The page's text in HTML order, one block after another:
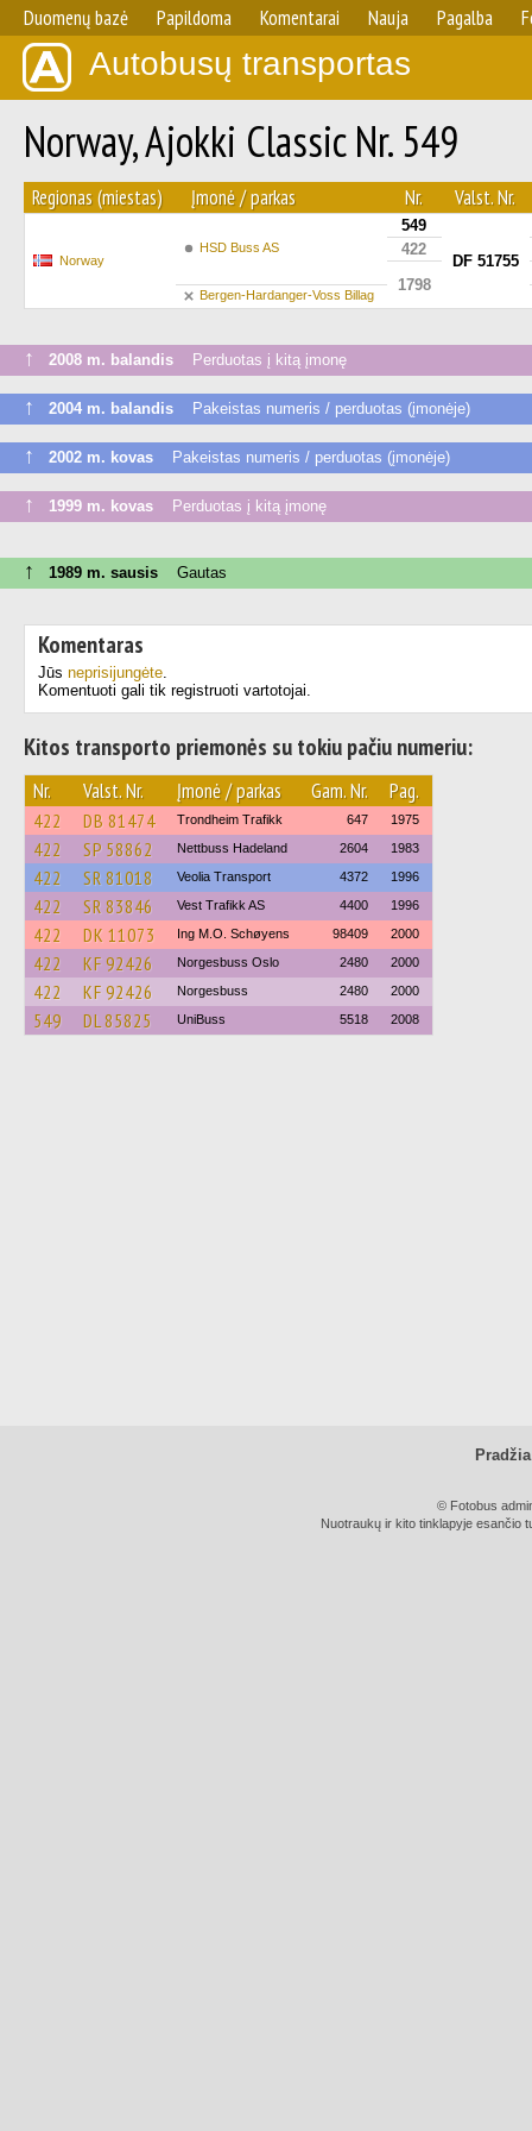
Duomenų bazė Papildoma Komentarai Nauja Pagalba
Autobusų transportas
Norway, Ajokki Classic Nr. 549
Regionas (miestas) Įmonė / parkas Nr. Valst. Nr.
Norway
HSD Buss AS
549
DF 51755
422
1798
Bergen-Hardanger-Voss Billag
↑ 2008 m. balandis Perduotas į kitą įmonę
↑ 2004 m. balandis Pakeistas numeris / perduotas (įmonėje)
↑ 2002 m. kovas Pakeistas numeris / perduotas (įmonėje)
↑ 1999 m. kovas Perduotas į kitą įmonę
↑ 1989 m. sausis Gautas
Komentaras
Jūs neprisijungėte.
Komentuoti gali tik registruoti vartotojai.
Kitos transporto priemonės su tokiu pačiu numeriu:
Nr. Valst. Nr. Įmonė / parkas Gam. Nr. Pag.
422 DB 81474 Trondheim Trafikk 647 1975
422 SP 58862 Nettbuss Hadeland 2604 1983
422 SR 81018 Veolia Transport 4372 1996
422 SR 83846 Vest Trafikk AS 4400 1996
422 DK 11073 Ing M.O. Schøyens 98409 2000
422 KF 92426 Norgesbuss Oslo 2480 2000
422 KF 92426 Norgesbuss 2480 2000
549 DL 85825 UniBuss 5518 2008
Pradžia
© Fotobus
Nuotraukų ir kito tinklapyje esančio